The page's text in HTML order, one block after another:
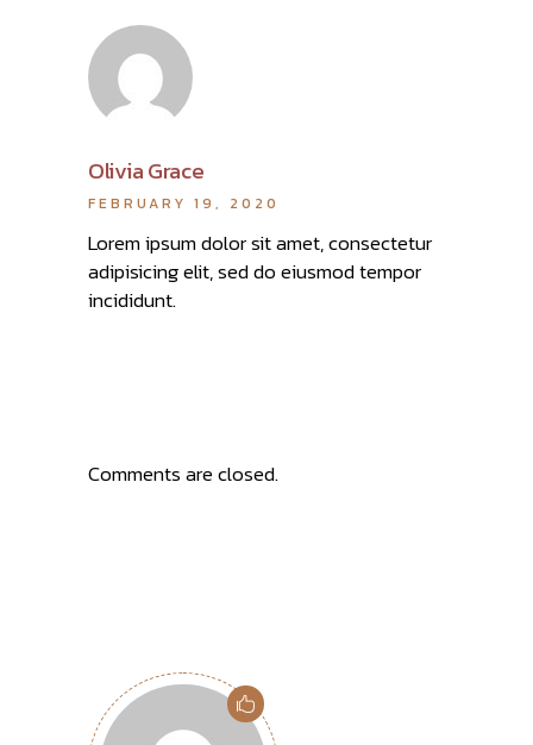
Olivia Grace
FEBRUARY 19, 2020
Lorem ipsum dolor sit amet, consectetur
adipisicing elit, sed do eiusmod tempor
incididunt.
Comments are closed.